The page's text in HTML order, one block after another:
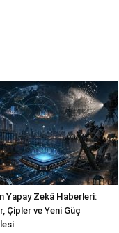
Yapay Zekâ Haberleri:
Çipler ve Yeni Güç